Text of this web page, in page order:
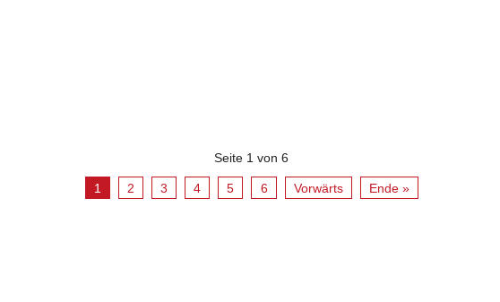
Seite 1 von 6
1 2 3 4 5 6 Vorwärts Ende »